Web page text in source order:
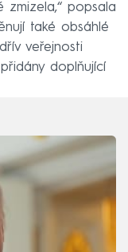
zmizela,“ popsala
také obsáhlé
veřejnosti
doplňující